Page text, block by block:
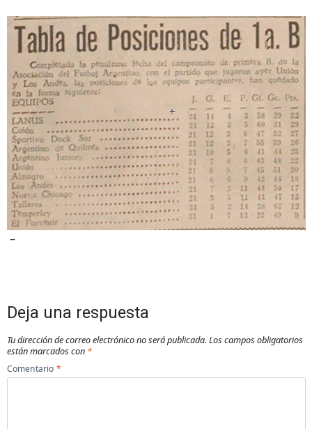
–
Deja una respuesta
Tu dirección de correo electrónico no será publicada. Los campos obligatorios
están marcados con *
Comentario *